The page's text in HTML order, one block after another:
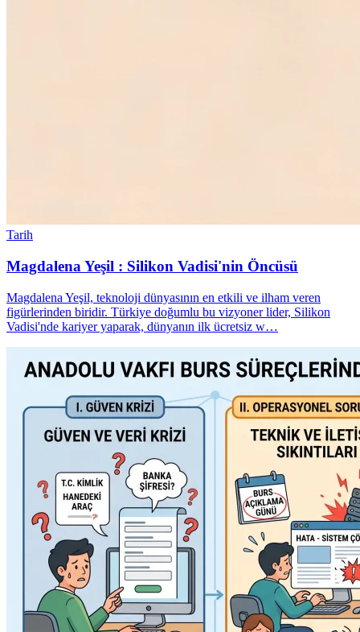
Tarih
Magdalena Yeşil : Silikon Vadisi'nin Öncüsü
Magdalena Yeşil, teknoloji dünyasının en etkili ve ilham veren
figürlerinden biridir. Türkiye doğumlu bu vizyoner lider, Silikon
Vadisi'nde kariyer yaparak, dünyanın ilk ücretsiz w…